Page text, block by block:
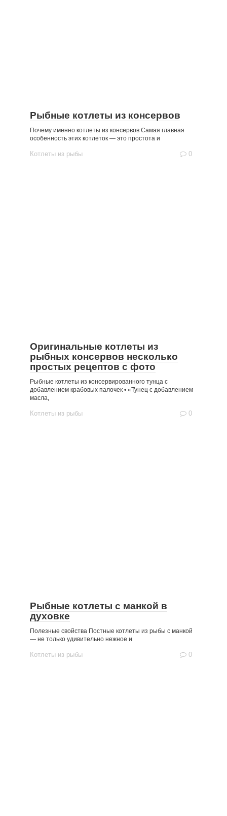
Рыбные котлеты из консервов
Почему именно котлеты из консервов Самая главная
особенность этих котлеток — это простота и
Котлеты из рыбы 0
Оригинальные котлеты из
рыбных консервов несколько
простых рецептов с фото
Рыбные котлеты из консервированного тунца с
добавлением крабовых палочек • «Тунец с добавлением
масла,
Котлеты из рыбы 0
Рыбные котлеты с манкой в
духовке
Полезные свойства Постные котлеты из рыбы с манкой
— не только удивительно нежное и
Котлеты из рыбы 0